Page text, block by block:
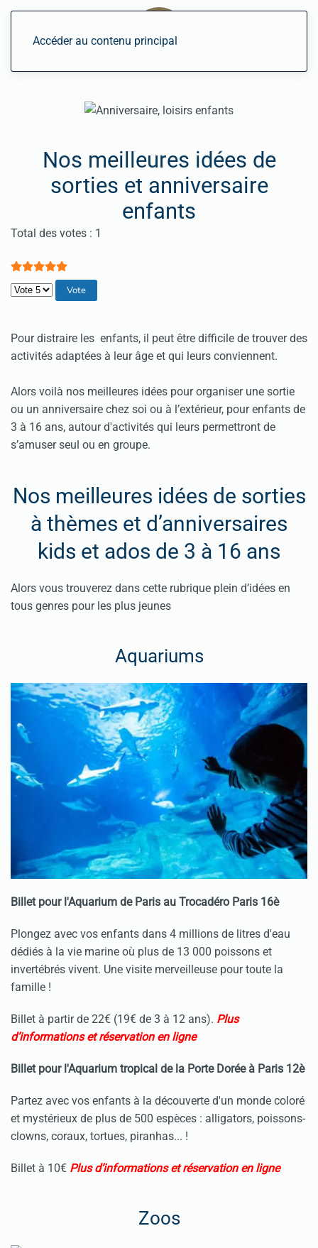
Accéder au contenu principal
Nos meilleures idées de
sorties et anniversaire
enfants
Vote utilisateur:5/
Total des votes : 1
Veuillez voter
Pour distraire les enfants, il peut être difficile de trouver des
activités adaptées à leur âge et qui leurs conviennent.
Alors voilà nos meilleures idées pour organiser une sortie
ou un anniversaire chez soi ou à l’extérieur, pour enfants de
3 à 16 ans, autour d'activités qui leurs permettront de
s’amuser seul ou en groupe.
Nos meilleures idées de sorties
à thèmes et d’anniversaires
kids et ados de 3 à 16 ans
Alors vous trouverez dans cette rubrique plein d’idées en
tous genres pour les plus jeunes
Aquariums
Billet pour l'Aquarium de Paris au Trocadéro Paris 16è
Plongez avec vos enfants dans 4 millions de litres d'eau
dédiés à la vie marine où plus de 13 000 poissons et
invertébrés vivent. Une visite merveilleuse pour toute la
famille !
Billet à partir de 22€ (19€ de 3 à 12 ans). Plus
d’informations et réservation en ligne
Billet pour l'Aquarium tropical de la Porte Dorée à Paris 12è
Partez avec vos enfants à la découverte d'un monde coloré
et mystérieux de plus de 500 espèces : alligators, poissons-
clowns, coraux, tortues, piranhas... !
Billet à 10€ Plus d’informations et réservation en ligne
Zoos